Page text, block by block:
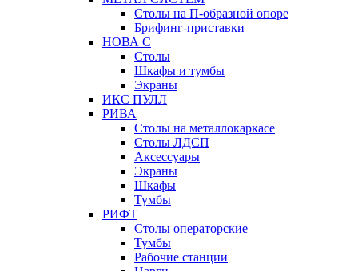
Столы на П-образной опоре
Брифинг-приставки
НОВА С
Столы
Шкафы и тумбы
Экраны
ИКС ПУЛЛ
РИВА
Столы на металлокаркасе
Столы ЛДСП
Аксессуары
Экраны
Шкафы
Тумбы
РИФТ
Столы операторские
Тумбы
Рабочие станции